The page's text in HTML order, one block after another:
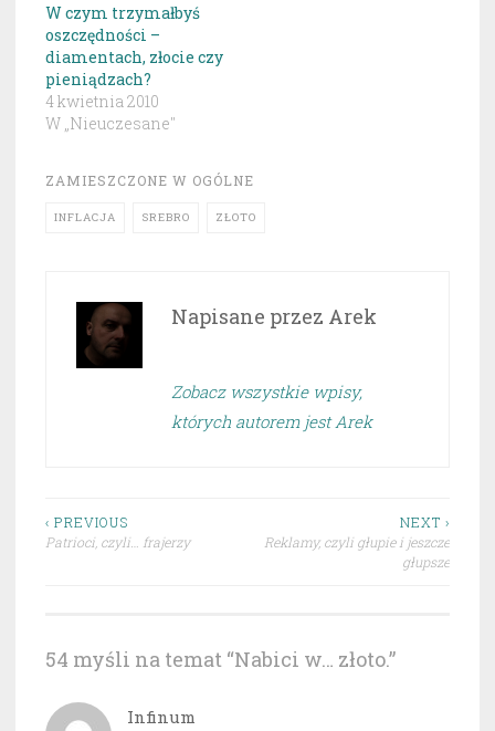
W czym trzymałbyś
oszczędności –
diamentach, złocie czy
pieniądzach?
4 kwietnia 2010
W „Nieuczesane"
ZAMIESZCZONE W OGÓLNE
INFLACJA SREBRO ZŁOTO
Napisane przez Arek
Zobacz wszystkie wpisy,
których autorem jest Arek
Nawigacja
‹ PREVIOUS
Patrioci, czyli… frajerzy
NEXT ›
Reklamy, czyli głupie i jeszcze
głupsze
54 myśli na temat “Nabici w… złoto.”
Infinum